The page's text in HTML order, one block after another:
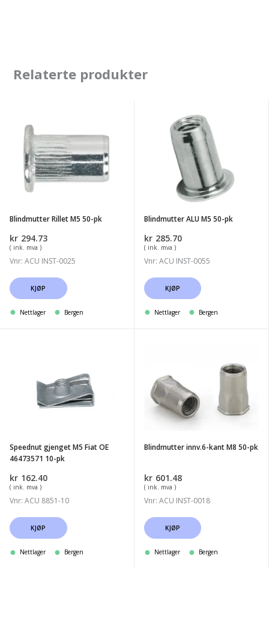
Relaterte produkter
Rillet
Blindmutter Rillet M5 50-pk
kr 294.73
( ink. mva )
Vnr: ACU INST-0025
KJØP
Nettlager Bergen
Blindmutter
Blindmutter ALU M5 50-pk
kr 285.70
( ink. mva )
Vnr: ACU INST-0055
KJØP
Nettlager Bergen
pk
Speednut gjenget M5 Fiat OE
46473571 10-pk
kr 162.40
( ink. mva )
Vnr: ACU 8851-10
KJØP
Nettlager Bergen
kant
M8
50-
Blindmutter innv.6-kant M8 50-pk
kr 601.48
( ink. mva )
Vnr: ACU INST-0018
KJØP
Nettlager Bergen